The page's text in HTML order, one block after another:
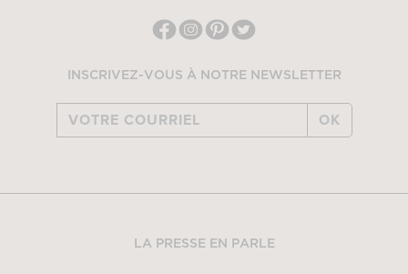
INSCRIVEZ-VOUS À NOTRE NEWSLETTER
OK
LA PRESSE EN PARLE